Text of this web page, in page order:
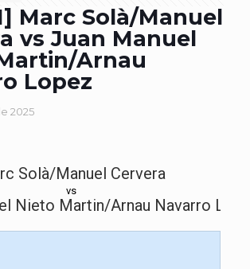
Marc Solà/Manuel
vs Juan Manuel
Arnau
Lopez
2025
Solà/Manuel Cervera
vs
Nieto Martin/Arnau Navarro